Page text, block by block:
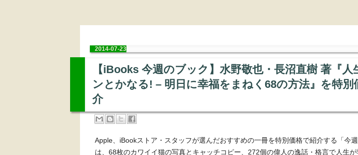
2014-07-23
【iBooks 今週のブック】水野敬也・長沼直樹 著『人
ンとかなる! – 明日に幸福をまねく68の方法』を特別
介
Apple、iBookストア・スタッフが選んだおすすめの一冊を特別価格で紹介する「今週
は、68枚のカワイイ猫の写真とキャッチコピー、272個の偉人の逸話・格言で人生